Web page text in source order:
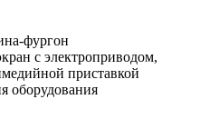
фургон
с электроприводом,
приставкой
оборудования